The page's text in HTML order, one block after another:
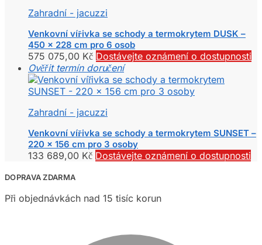
Zahradní - jacuzzi
Venkovní vířivka se schody a termokrytem DUSK –
450 x 228 cm pro 6 osob
575 075,00 Kč Dostávejte oznámení o dostupnosti
Ověřit termín doručení
Zahradní - jacuzzi
Venkovní vířivka se schody a termokrytem SUNSET –
220 x 156 cm pro 3 osoby
133 689,00 Kč Dostávejte oznámení o dostupnosti
DOPRAVA ZDARMA
Při objednávkách nad 15 tisíc korun